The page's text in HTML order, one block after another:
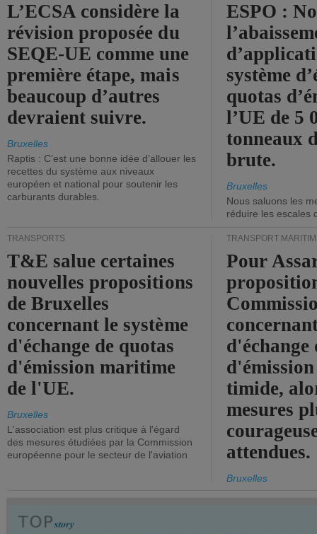
L’ECSA considère la
révision proposée du
SEQE-UE comme une
première étape, mais
beaucoup d’autres
devraient suivre.
Bruxelles
Raptis : C’est une bonne idée d’allouer les
recettes du système aux niveaux
européen et national pour soutenir les
carburants durables.
ESPO :
système
quotas
l’UE de 5
tonneaux
brute.
Bruxelles
Nous saluons les
réduire les escales
TRANSPORTS
T&E salue certaines
nouvelles propositions
de Bruxelles
concernant le système
d'échange de quotas
d'émission maritime
de l'UE.
Bruxelles
L'association est plus critique à l'égard
des mesures étudiées par la Commission
européenne pour le secteur de l'aviation
TRANSPORT
Pour
d'échange
timide,
mesures
attendues.
Bruxelles